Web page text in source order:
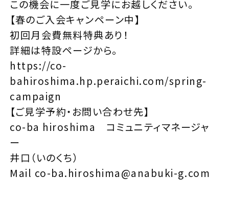
この機会に一度ご見学にお越しください。
【春のご入会キャンペーン中】
初回月会費無料特典あり！
詳細は特設ページから。
https://co-
bahiroshima.hp.peraichi.com/spring-
campaign
【ご見学予約・お問い合わせ先】
co-ba hiroshima コミュニティマネージャ
ー
井口（いのくち）
Mail co-ba.hiroshima@anabuki-g.com